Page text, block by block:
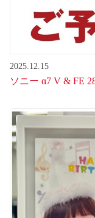
2025.12.15
ソニー α7 V & FE